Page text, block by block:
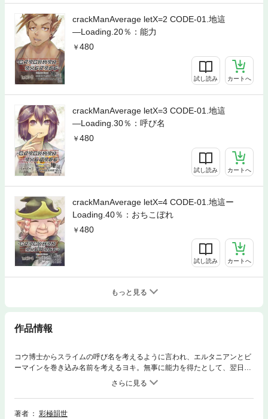
crackManAverage letX=2 CODE-01.地這
―Loading.20％：能力
480
試し読み カートへ
crackManAverage letX=3 CODE-01.地這
―Loading.30％：呼び名
480
試し読み カートへ
crackManAverage letX=4 CODE-01.地這ー
Loading.40％：おちこぼれ
480
試し読み カートへ
もっと見る
作品情報
コウ博士からスライムの呼び名を考えるように言われ、エルタニアンとビ
ーマインを巻き込み名前を考えるヨキ。無事に能力を得たとして、翌日か
ら二人と共に特別な授業と訓練を受けることになり――。バトルあり、ラ
ブコメあり、ヒューマンドラマありのSF風群像ダークファンタジー。
著者
彩極韻世